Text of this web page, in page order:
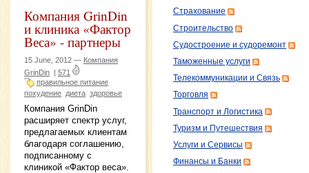
Компания GrinDin
и клиника «Фактор
Веса» - партнеры
15 June, 2012 — Компания
GrinDin
571
правильное питание
похудение диета здоровье
Компания GrinDin
расширяет спектр услуг,
предлагаемых клиентам
благодаря соглашению,
подписанному с
клиникой «Фактор веса».
Страхование
Строительство
Судостроение и судоремонт
Таможенные услуги
Телекоммуникации и Связь
Торговля
Транспорт и Логистика
Туризм и Путешествия
Услуги и Сервисы
Финансы и Банки